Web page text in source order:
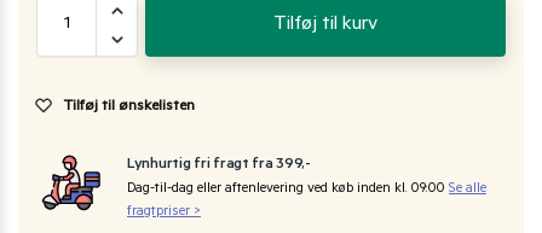
Tilføj til kurv
Tilføj til ønskelisten
Lynhurtig fri fragt fra 399,-
Dag-til-dag eller aftenlevering ved køb inden kl. 09:00 Se alle
fragtpriser >